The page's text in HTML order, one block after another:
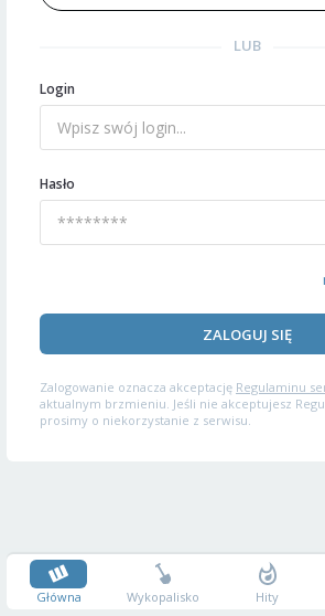
LUB
Login
Hasło
ZALOGUJ SIĘ
Zalogowanie oznacza akceptację Regulaminu
aktualnym brzmieniu. Jeśli nie akceptujesz
prosimy o niekorzystanie z serwisu.
Główna Wykopalisko Hity